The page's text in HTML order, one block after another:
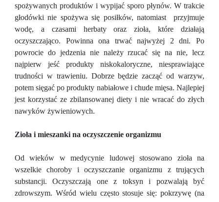
spożywanych produktów i wypijać sporo płynów. W trakcie
głodówki nie spożywa się posiłków, natomiast przyjmuje
wodę, a czasami herbaty oraz zioła, które działają
oczyszczająco. Powinna ona trwać najwyżej 2 dni. Po
powrocie do jedzenia nie należy rzucać się na nie, lecz
najpierw jeść produkty niskokaloryczne, niesprawiające
trudności w trawieniu. Dobrze będzie zacząć od warzyw,
potem sięgać po produkty nabiałowe i chude mięsa. Najlepiej
jest korzystać ze zbilansowanej diety i nie wracać do złych
nawyków żywieniowych.
Zioła i mieszanki na oczyszczenie organizmu
Od wieków w medycynie ludowej stosowano zioła na
wszelkie choroby i oczyszczanie organizmu z trujących
substancji. Oczyszczają one z toksyn i pozwalają być
zdrowszym. Wśród wielu często stosuje się: pokrzywę (na